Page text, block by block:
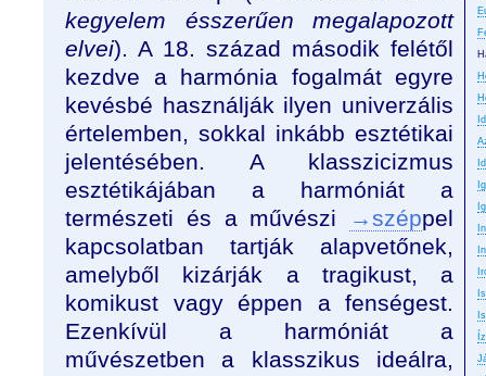
kegyelem ésszerűen megalapozott
elvei). A 18. század második felétől
kezdve a harmónia fogalmát egyre
kevésbé használják ilyen univerzális
értelemben, sokkal inkább esztétikai
jelentésében. A klasszicizmus
esztétikájában a harmóniát a
természeti és a művészi
→széppel
kapcsolatban tartják alapvetőnek,
amelyből kizárják a tragikust, a
komikust vagy éppen a fenségest.
Ezenkívül a harmóniát a
művészetben a klasszikus ideálra,